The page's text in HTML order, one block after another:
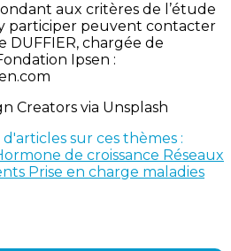
aux critères de l’étude
participer peuvent contacter
chargée de
Ipsen :
Creators via Unsplash
sur ces thèmes :
de croissance Réseaux
Prise en charge maladies